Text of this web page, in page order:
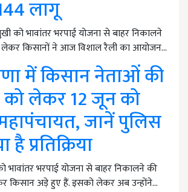
लागू
को भावांतर भरपाई योजना से बाहर निकालने
लेकर किसानों ने आज विशाल रैली का आयोजन…
में किसान नेताओं की
को लेकर 12 जून को
जानें पुलिस
है प्रतिक्रिया
भरपाई योजना से बाहर निकालने की
किसान अड़े हुए हैं. इसको लेकर अब उन्होंने…